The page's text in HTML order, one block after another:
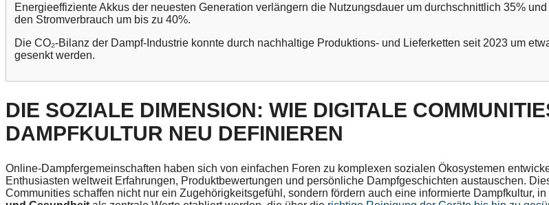
Energieeffiziente Akkus der neuesten Generation verlängern die Nutzungsdauer um durchschnittlich 35%
den Stromverbrauch um bis zu 40%.
Die CO₂-Bilanz der Dampf-Industrie konnte durch nachhaltige Produktions- und Lieferketten seit 2023 um
gesenkt werden.
DIE SOZIALE DIMENSION: WIE DIGITALE
DAMPFKULTUR NEU DEFINIEREN
Online-Dampfergemeinschaften haben sich von einfachen Foren zu komplexen sozialen Ökosystemen
Enthusiasten weltweit Erfahrungen, Produktbewertungen und persönliche Dampfgeschichten austauschen.
Communities schaffen nicht nur ein Zugehörigkeitsgefühl, sondern fördern auch eine informierte Dampfkultur, in